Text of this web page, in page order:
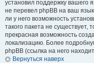
установил поддержку вашего
не перевел phpBB на ваш
ли у него возможность
такого пакета не существует,
прекрасная возможность
локализацию. Более
phpBB (ссылка на него
Вернуться наверх